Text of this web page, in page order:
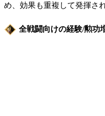
め、効果も重複して発揮され
全戦闘向けの経験/勲功